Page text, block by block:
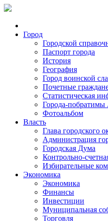
Город
Городской
Паспорт города
История
География
Город воинской
Почетные
Статистическая
Города-побратимы
Фотоальбом
Власть
Глава городского
Администрация
Городская Дума
Контрольно-
Избирательные
Экономика
Экономика
Финансы
Инвестиции
Муниципальная
Торговля